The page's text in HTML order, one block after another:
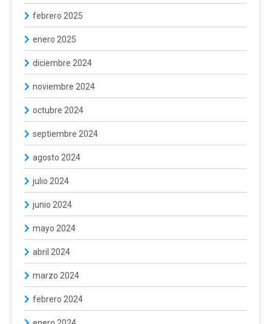
febrero 2025
enero 2025
diciembre 2024
noviembre 2024
octubre 2024
septiembre 2024
agosto 2024
julio 2024
junio 2024
mayo 2024
abril 2024
marzo 2024
febrero 2024